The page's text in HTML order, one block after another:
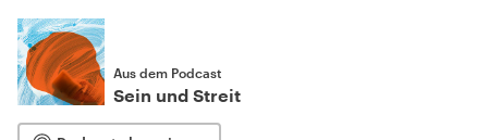
Aus dem Podcast
Sein und Streit